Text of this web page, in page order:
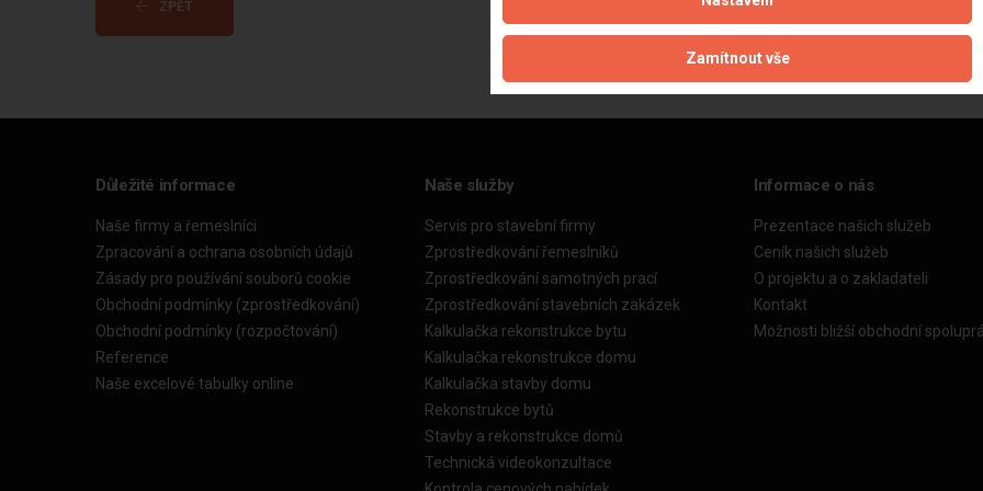
ZPĚT Aktualizováno z portálu ARES dne 02.01.2024 18:00:13
Důležité informace
Naše firmy a řemeslníci
Zpracování a ochrana osobních údajů
Zásady pro používání souborů cookie
Obchodní podmínky (zprostředkování)
Obchodní podmínky (rozpočtování)
Reference
Naše excelové tabulky online
Naše služby
Servis pro stavební firmy
Zprostředkování řemeslníků
Zprostředkování samotných prací
Zprostředkování stavebních zakázek
Kalkulačka rekonstrukce bytu
Kalkulačka rekonstrukce domu
Kalkulačka stavby domu
Rekonstrukce bytů
Stavby a rekonstrukce domů
Technická videokonzultace
Informace o nás
Prezentace našich služeb
Ceník našich služeb
O projektu a o zakladateli
Kontakt
Možnosti bližší obchodní
Zamítnout vše